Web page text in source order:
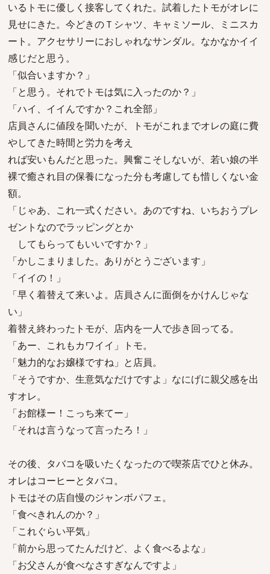
いるトモに優しく接客してくれた。試着したトモがオレに
見せにきた。今どきのＴシャツ、キャミソール、ミニスカ
ート。アクセサリーにおしゃれなサンダル。なかなかイイ
感じだと思う。
「似合いますか？」
「と思う。それでトモは気に入ったのか？」
「ハイ、イイんですか？これ全部」
店員さんに値段を聞いたが、トモがこれまでオレの庭に費
やしてきた時間と労力を考え
れば安いもんだと思った。興奮こそしないが、若い娘の半
裸で癒され目の保養になった分も考慮しても惜しくない金
額。
「じゃあ、これ一式ください。あのですね、いちおうプレ
ゼントなのでラッピングとか
してもらってもいいですか？」
「かしこまりました。ありがとうございます」
「イイの！」
「早く着替えて来いよ。店員さんに面倒をかけんじゃな
い」
着替え終わったトモが、店内を一人で歩き回ってる。
「あー、これもカワイイ」トモ。
「魅力的なお嬢様ですね」と店員。
「そうですか、生意気なだけですよ」なにげに親父感を出
すオレ。
「お館様ー！こっち来てー」
「それは言うなって言ったろ！」
その後、タバコを吸いたくなったので喫茶店でひと休み。
オレはコーヒーとタバコ。
トモはその店自慢のジャンボパフェ。
「食べきれんのか？」
「これぐらい平気」
「前から思ってたんだけど、よく食べるよな」
「お父さんが食べなさすぎなんですよ」